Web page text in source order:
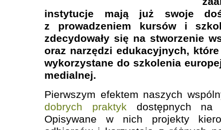
instytucje mają już swoje
z prowadzeniem kursów i
zdecydowały się na stworzenie
oraz narzędzi edukacyjnych,
wykorzystane do szkolenia
medialnej.
Pierwszym efektem naszych
dobrych praktyk dostępnych
Opisywane w nich projekty